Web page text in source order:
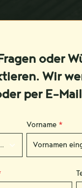
oder
Wir
per E-
Vorname *